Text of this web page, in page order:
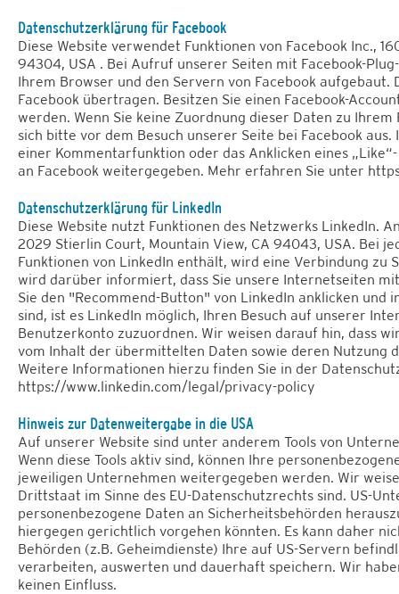
Datenschutzerklärung für Facebook
Diese Website verwendet Funktionen von Facebook Inc.,
94304, USA . Bei Aufruf unserer Seiten mit Facebook-
Ihrem Browser und den Servern von Facebook aufgebaut.
Facebook übertragen. Besitzen Sie einen Facebook-
werden. Wenn Sie keine Zuordnung dieser Daten zu Ihrem
sich bitte vor dem Besuch unserer Seite bei Facebook
einer Kommentarfunktion oder das Anklicken eines
an Facebook weitergegeben. Mehr erfahren Sie unter
Datenschutzerklärung für LinkedIn
Diese Website nutzt Funktionen des Netzwerks LinkedIn.
2029 Stierlin Court, Mountain View, CA 94043, USA. Bei
Funktionen von LinkedIn enthält, wird eine Verbindung zu
wird darüber informiert, dass Sie unsere Internetseiten
Sie den "Recommend-Button" von LinkedIn anklicken und
sind, ist es LinkedIn möglich, Ihren Besuch auf unserer
Benutzerkonto zuzuordnen. Wir weisen darauf hin, dass
vom Inhalt der übermittelten Daten sowie deren Nutzung
Weitere Informationen hierzu finden Sie in der
https://www.linkedin.com/legal/privacy-policy
Hinweis zur Datenweitergabe in die USA
Auf unserer Website sind unter anderem Tools von
Wenn diese Tools aktiv sind, können Ihre
jeweiligen Unternehmen weitergegeben werden. Wir
Drittstaat im Sinne des EU-Datenschutzrechts sind. US-
personenbezogene Daten an Sicherheitsbehörden
hiergegen gerichtlich vorgehen könnten. Es kann daher
Behörden (z.B. Geheimdienste) Ihre auf US-Servern
verarbeiten, auswerten und dauerhaft speichern. Wir
keinen Einfluss.